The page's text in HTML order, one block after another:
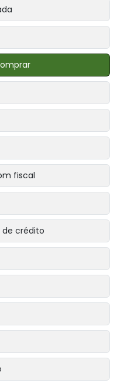
fiscal
crédito